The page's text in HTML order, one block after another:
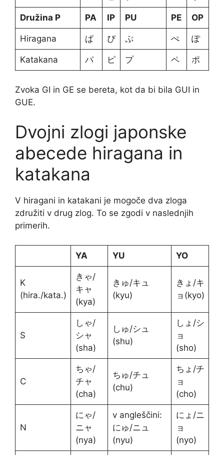
Družina P PA IP PU PE OP
Hiragana ぱ ぴ ぷ ぺ ぽ
Katakana パ ピ プ ペ ポ
Zvoka GI in GE se bereta, kot da bi bila GUI in
GUE.
Dvojni zlogi japonske
abecede hiragana in
katakana
V hiragani in katakani je mogoče dva zloga
združiti v drug zlog. To se zgodi v naslednjih
primerih.
YA YU YO
K
(hira./kata.)
きゃ/
キャ
(kya)
きゅ/キュ
(kyu)
きょ/キ
ョ(kyo)
S
しゃ/
シャ
(sha)
しゅ/シュ
(shu)
しょ/シ
ョ
(sho)
C
ちゃ/
チャ
(cha)
ちゅ/チュ
(chu)
ちょ/チ
ョ
(cho)
N
にゃ/
ニャ
(nya)
v angleščini:
にゅ/ニュ
(nyu)
にょ/ニ
ョ
(nyo)